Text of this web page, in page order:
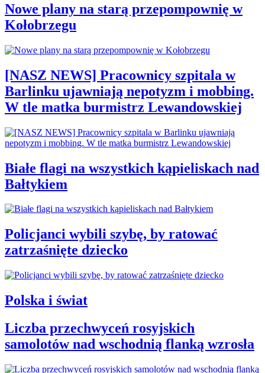
Nowe plany na starą przepompownię w
Kołobrzegu
[NASZ NEWS] Pracownicy szpitala w
Barlinku ujawniają nepotyzm i mobbing.
W tle matka burmistrz Lewandowskiej
Białe flagi na wszystkich kąpieliskach nad
Bałtykiem
Policjanci wybili szybę, by ratować
zatrzaśnięte dziecko
Polska i świat
Liczba przechwyceń rosyjskich
samolotów nad wschodnią flanką wzrosła